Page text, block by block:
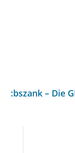
:bszank – Die